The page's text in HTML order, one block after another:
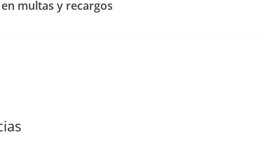
multas y recargos